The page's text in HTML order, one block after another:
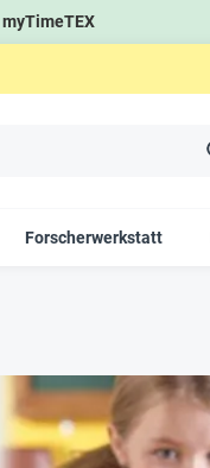
myTimeTEX
Forscherwerkstatt